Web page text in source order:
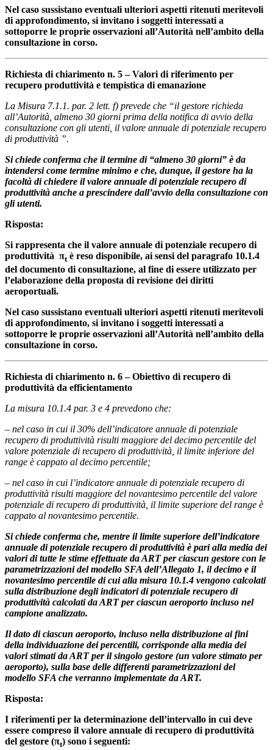
Nel caso sussistano eventuali ulteriori aspetti ritenuti meritevoli
di approfondimento, si invitano i soggetti interessati a
sottoporre le proprie osservazioni all’Autorità nell’ambito della
consultazione in corso.
Richiesta di chiarimento n. 5 – Valori di riferimento per
recupero produttività e tempistica di emanazione
La Misura 7.1.1. par. 2 lett. f) prevede che “il gestore richieda
all’Autorità, almeno 30 giorni prima della notifica di avvio della
consultazione con gli utenti, il valore annuale di potenziale recupero
di produttività ”.
Si chiede conferma che il termine di “almeno 30 giorni” è da
intendersi come termine minimo e che, dunque, il gestore ha la
facoltà di chiedere il valore annuale di potenziale recupero di
produttività anche a prescindere dall’avvio della consultazione con
gli utenti.
Risposta:
Si rappresenta che il valore annuale di potenziale recupero di
produttività πt è reso disponibile, ai sensi del paragrafo 10.1.4
del documento di consultazione, al fine di essere utilizzato per
l’elaborazione della proposta di revisione dei diritti
aeroportuali.
Nel caso sussistano eventuali ulteriori aspetti ritenuti meritevoli
di approfondimento, si invitano i soggetti interessati a
sottoporre le proprie osservazioni all’Autorità nell’ambito della
consultazione in corso.
Richiesta di chiarimento n. 6 – Obiettivo di recupero di
produttività da efficientamento
La misura 10.1.4 par. 3 e 4 prevedono che:
– nel caso in cui il 30% dell’indicatore annuale di potenziale
recupero di produttività risulti maggiore del decimo percentile del
valore potenziale di recupero di produttività, il limite inferiore del
range è cappato al decimo percentile;
– nel caso in cui l’indicatore annuale di potenziale recupero di
produttività risulti maggiore del novantesimo percentile del valore
potenziale di recupero di produttività, il limite superiore del range è
cappato al novantesimo percentile.
Si chiede conferma che, mentre il limite superiore dell’indicatore
annuale di potenziale recupero di produttività è pari alla media dei
valori di tutte le stime effettuate da ART per ciascun gestore con le
parametrizzazioni del modello SFA dell’Allegato 1, il decimo e il
novantesimo percentile di cui alla misura 10.1.4 vengono calcolati
sulla distribuzione degli indicatori di potenziale recupero di
produttività calcolati da ART per ciascun aeroporto incluso nel
campione analizzato.
Il dato di ciascun aeroporto, incluso nella distribuzione ai fini
della individuazione dei percentili, corrisponde alla media dei
valori stimati da ART per il singolo gestore (un valore stimato per
aeroporto), sulla base delle differenti parametrizzazioni del
modello SFA che verranno implementate da ART.
Risposta:
I riferimenti per la determinazione dell’intervallo in cui deve
essere compreso il valore annuale di recupero di produttività
del gestore (πt) sono i seguenti: